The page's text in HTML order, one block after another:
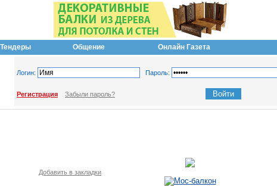
Тендеры Общение Онлайн Газета
Логин: Пароль:
Регистрация Забыли пароль?
Добавить в закладки